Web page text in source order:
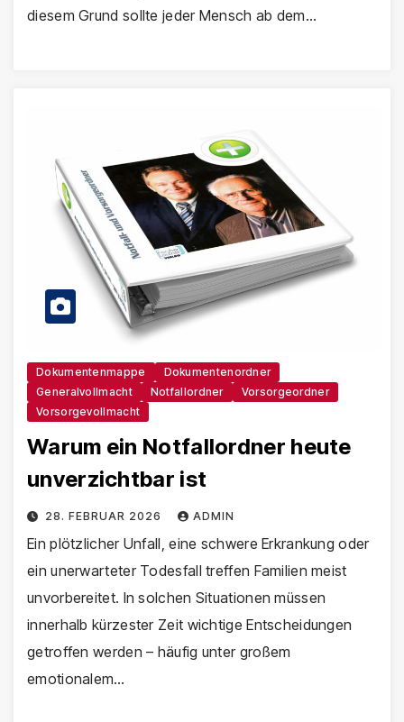
diesem Grund sollte jeder Mensch ab dem…
Dokumentenmappe
Dokumentenordner
Generalvollmacht
Notfallordner
Vorsorgeordner
Vorsorgevollmacht
Warum ein Notfallordner heute
unverzichtbar ist
28. FEBRUAR 2026 ADMIN
Ein plötzlicher Unfall, eine schwere Erkrankung oder
ein unerwarteter Todesfall treffen Familien meist
unvorbereitet. In solchen Situationen müssen
innerhalb kürzester Zeit wichtige Entscheidungen
getroffen werden – häufig unter großem
emotionalem…